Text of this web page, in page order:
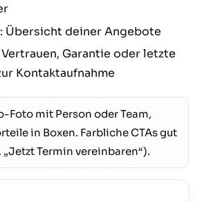
Übersicht deiner Angebote
Garantie oder letzte
Kontaktaufnahme
Foto mit Person oder Team,
in Boxen. Farbliche CTAs gut
„Jetzt Termin vereinbaren“).